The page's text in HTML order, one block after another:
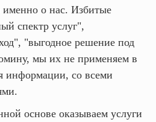
именно о нас. Избитые
спектр услуг",
"выгодное решение под
мы их не применяем в
информации, со всеми
основе оказываем услуги